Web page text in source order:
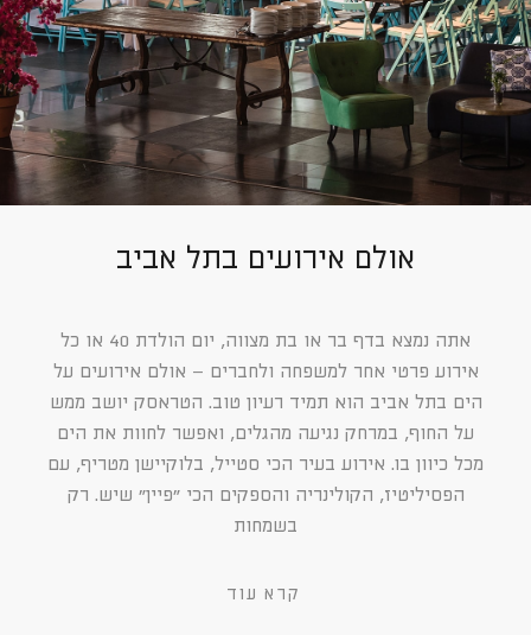
אולם אירועים בתל אביב
אתה נמצא בדף בר או בת מצווה, יום הולדת 40 או כל
אירוע פרטי אחר למשפחה ולחברים – אולם אירועים על
הים בתל אביב הוא תמיד רעיון טוב. הטראסק יושב ממש
על החוף, במרחק נגיעה מהגלים, ואפשר לחוות את הים
מכל כיוון בו. אירוע בעיר הכי סטייל, בלוקיישן מטריף, עם
הפסיליטיז, הקולינריה והספקים הכי ״פיין״ שיש. רק
בשמחות
קרא עוד